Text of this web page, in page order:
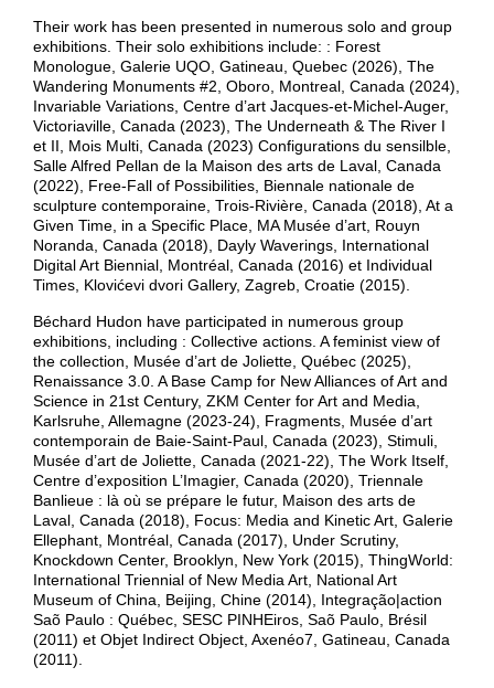
Their work has been presented in numerous solo and group
exhibitions. Their solo exhibitions include: : Forest
Monologue, Galerie UQO, Gatineau, Quebec (2026), The
Wandering Monuments #2, Oboro, Montreal, Canada (2024),
Invariable Variations, Centre d’art Jacques-et-Michel-Auger,
Victoriaville, Canada (2023), The Underneath & The River I
et II, Mois Multi, Canada (2023) Configurations du sensilble,
Salle Alfred Pellan de la Maison des arts de Laval, Canada
(2022), Free-Fall of Possibilities, Biennale nationale de
sculpture contemporaine, Trois-Rivière, Canada (2018), At a
Given Time, in a Specific Place, MA Musée d’art, Rouyn
Noranda, Canada (2018), Dayly Waverings, International
Digital Art Biennial, Montréal, Canada (2016) et Individual
Times, Klovićevi dvori Gallery, Zagreb, Croatie (2015).
Béchard Hudon have participated in numerous group
exhibitions, including : Collective actions. A feminist view of
the collection, Musée d’art de Joliette, Québec (2025),
Renaissance 3.0. A Base Camp for New Alliances of Art and
Science in 21st Century, ZKM Center for Art and Media,
Karlsruhe, Allemagne (2023-24), Fragments, Musée d’art
contemporain de Baie-Saint-Paul, Canada (2023), Stimuli,
Musée d’art de Joliette, Canada (2021-22), The Work Itself,
Centre d’exposition L’Imagier, Canada (2020), Triennale
Banlieue : là où se prépare le futur, Maison des arts de
Laval, Canada (2018), Focus: Media and Kinetic Art, Galerie
Ellephant, Montréal, Canada (2017), Under Scrutiny,
Knockdown Center, Brooklyn, New York (2015), ThingWorld:
International Triennial of New Media Art, National Art
Museum of China, Beijing, Chine (2014), Integração|action
Saõ Paulo : Québec, SESC PINHEiros, Saõ Paulo, Brésil
(2011) et Objet Indirect Object, Axenéo7, Gatineau, Canada
(2011).